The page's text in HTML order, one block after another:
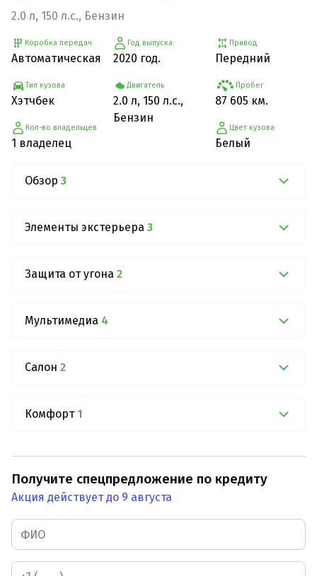
2.0 л, 150 л.с., Бензин
Коробка передач
Автоматическая
Тип кузова
Хэтчбек
Кол-во владельцев
1 владелец
Год выпуска
2020 год.
Двигатель
2.0 л, 150 л.с.,
Бензин
Привод
Передний
Пробег
87 605 км.
Цвет кузова
Белый
Обзор 3
Элементы экстерьера 3
Защита от угона 2
Мультимедиа 4
Салон 2
Комфорт 1
Получите спецпредложение по кредиту
Акция действует до 9 августа